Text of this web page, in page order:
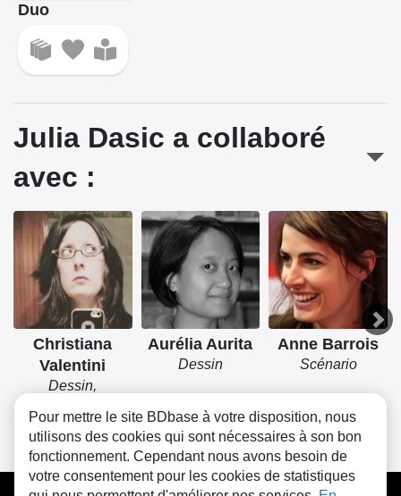
Duo
Julia Dasic a collaboré
avec :
Christiana
Valentini
Dessin,
Aurélia Aurita
Dessin
Anne Barrois
Scénario
CGU FAQ Contact Cookies
Pour mettre le site BDbase à votre disposition, nous
utilisons des cookies qui sont nécessaires à son bon
fonctionnement. Cependant nous avons besoin de
votre consentement pour les cookies de statistiques